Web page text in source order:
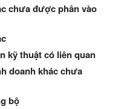
chưa được phân vào
kỹ thuật có liên quan
doanh khác chưa
bộ